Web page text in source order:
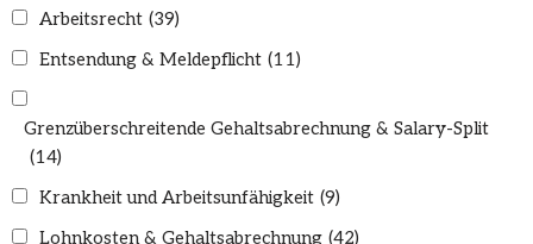
Arbeitsrecht (39)
Entsendung & Meldepflicht (11)
Grenzüberschreitende Gehaltsabrechnung & Salary-Split
(14)
Krankheit und Arbeitsunfähigkeit (9)
Lohnkosten & Gehaltsabrechnung (42)